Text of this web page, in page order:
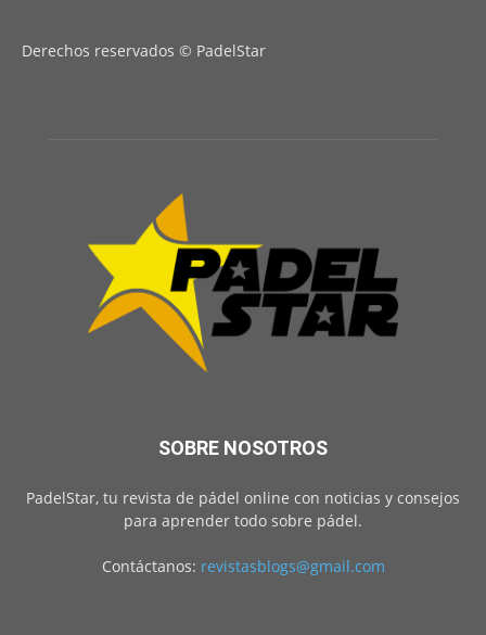
Derechos reservados © PadelStar
SOBRE NOSOTROS
PadelStar, tu revista de pádel online con noticias y consejos
para aprender todo sobre pádel.
Contáctanos: revistasblogs@gmail.com